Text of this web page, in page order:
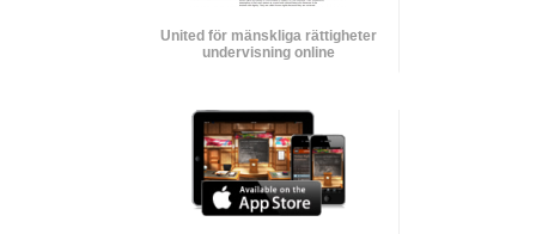
United för mänskliga rättigheter
undervisning online